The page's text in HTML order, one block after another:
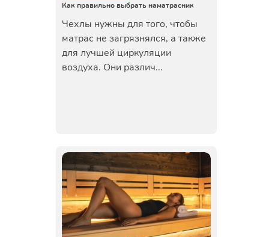
Как правильно выбрать наматрасник
Чехлы нужны для того, чтобы
матрас не загрязнялся, а также
для лучшей циркуляции
воздуха. Они различ...